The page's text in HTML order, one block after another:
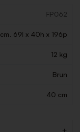
FP062
cm. 69l x 40h x 196p
12 kg
Brun
40 cm